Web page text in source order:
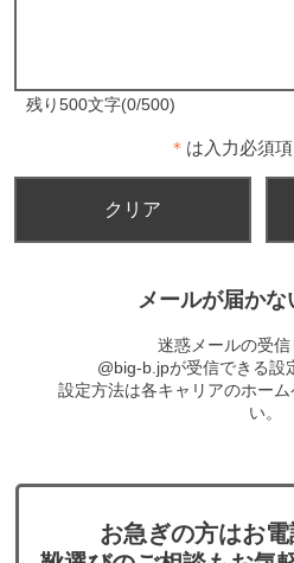
残り500文字(0/500)
＊ は入力必須項
メールが届かな
迷惑メールの受信
@big-b.jpが受信できる設
設定方法は各キャリアのホー
い。
お急ぎの方はお電